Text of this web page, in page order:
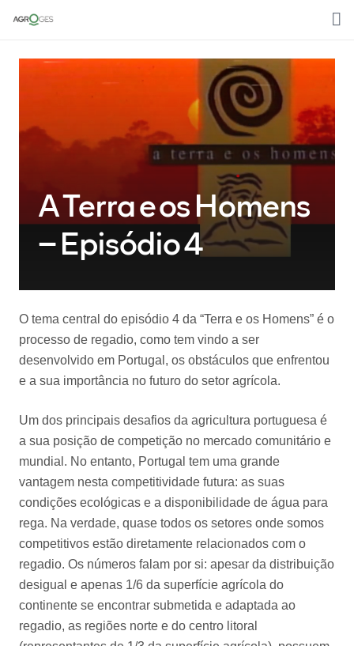
Home
Media
Clientes
Contactos
A Terra e os Homens
– Episódio 4
O tema central do episódio 4 da “Terra e os Homens” é o
processo de regadio, como tem vindo a ser
desenvolvido em Portugal, os obstáculos que enfrentou
e a sua importância no futuro do setor agrícola.
Um dos principais desafios da agricultura portuguesa é
a sua posição de competição no mercado comunitário e
mundial. No entanto, Portugal tem uma grande
vantagem nesta competitividade futura: as suas
condições ecológicas e a disponibilidade de água para
rega. Na verdade, quase todos os setores onde somos
competitivos estão diretamente relacionados com o
regadio. Os números falam por si: apesar da distribuição
desigual e apenas 1/6 da superfície agrícola do
continente se encontrar submetida e adaptada ao
regadio, as regiões norte e do centro litoral